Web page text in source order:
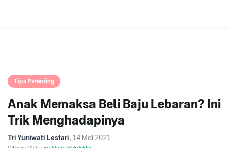
Tips Parenting
Anak Memaksa Beli Baju Lebaran? Ini
Trik Menghadapinya
Tri Yuniwati Lestari, 14 Mei 2021